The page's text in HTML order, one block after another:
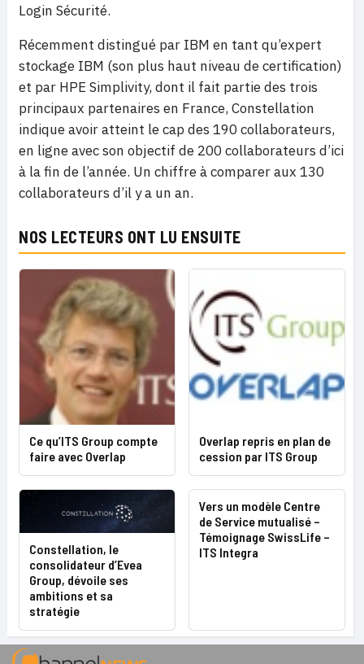
Login Sécurité.
Récemment distingué par IBM en tant qu’expert
stockage IBM (son plus haut niveau de certification)
et par HPE Simplivity, dont il fait partie des trois
principaux partenaires en France, Constellation
indique avoir atteint le cap des 190 collaborateurs,
en ligne avec son objectif de 200 collaborateurs d’ici
à la fin de l’année. Un chiffre à comparer aux 130
collaborateurs d’il y a un an.
NOS LECTEURS ONT LU ENSUITE
Ce qu’ITS Group compte
faire avec Overlap
Overlap repris en plan de
cession par ITS Group
Constellation, le
consolidateur d’Evea
Group, dévoile ses
ambitions et sa
stratégie
Vers un modèle Centre
de Service mutualisé –
Témoignage SwissLife –
ITS Integra